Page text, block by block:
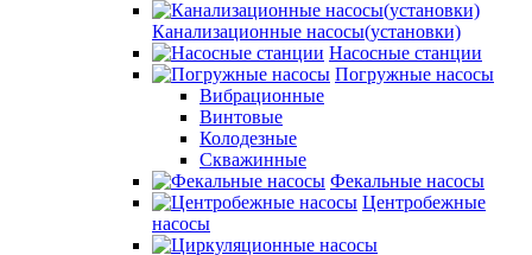
Канализационные насосы(установки)
Насосные станции
Погружные насосы
Вибрационные
Винтовые
Колодезные
Скважинные
Фекальные насосы
Центробежные
насосы